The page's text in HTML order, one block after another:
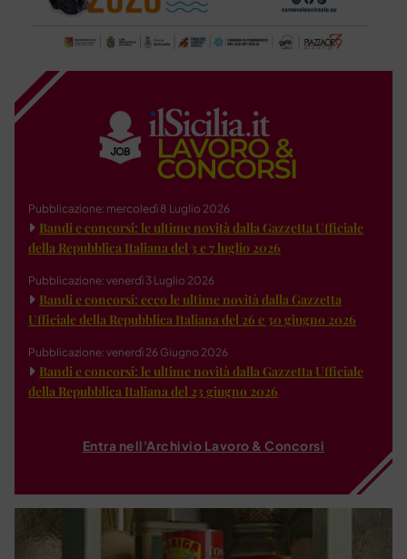
Pubblicazione: mercoledì 8 Luglio 2026
Bandi e concorsi: le ultime novità dalla Gazzetta Ufficiale
della Repubblica Italiana del 3 e 7 luglio 2026
Pubblicazione: venerdì 3 Luglio 2026
Bandi e concorsi: ecco le ultime novità dalla Gazzetta
Ufficiale della Repubblica Italiana del 26 e 30 giugno 2026
Pubblicazione: venerdì 26 Giugno 2026
Bandi e concorsi: le ultime novità dalla Gazzetta Ufficiale
della Repubblica Italiana del 23 giugno 2026
Entra nell'Archivio Lavoro & Concorsi